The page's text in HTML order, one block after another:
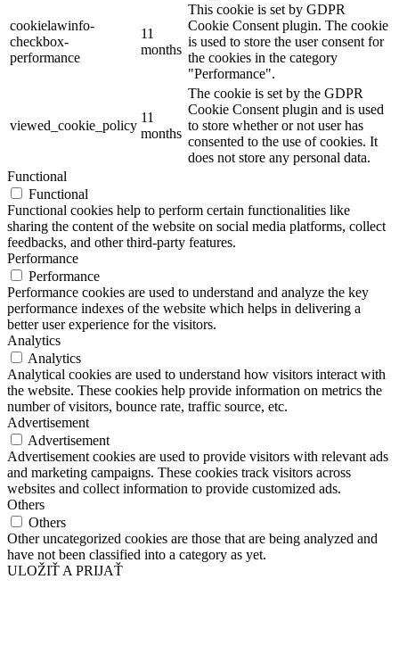
cookielawinfo-
checkbox-
performance
11
months
This cookie is set by GDPR
Cookie Consent plugin. The cookie
is used to store the user consent for
the cookies in the category
"Performance".
viewed_cookie_policy
11
months
The cookie is set by the GDPR
Cookie Consent plugin and is used
to store whether or not user has
consented to the use of cookies. It
does not store any personal data.
Functional
Functional
Functional cookies help to perform certain functionalities like
sharing the content of the website on social media platforms, collect
feedbacks, and other third-party features.
Performance
Performance
Performance cookies are used to understand and analyze the key
performance indexes of the website which helps in delivering a
better user experience for the visitors.
Analytics
Analytics
Analytical cookies are used to understand how visitors interact with
the website. These cookies help provide information on metrics the
number of visitors, bounce rate, traffic source, etc.
Advertisement
Advertisement
Advertisement cookies are used to provide visitors with relevant ads
and marketing campaigns. These cookies track visitors across
websites and collect information to provide customized ads.
Others
Others
Other uncategorized cookies are those that are being analyzed and
have not been classified into a category as yet.
ULOŽIŤ A PRIJAŤ